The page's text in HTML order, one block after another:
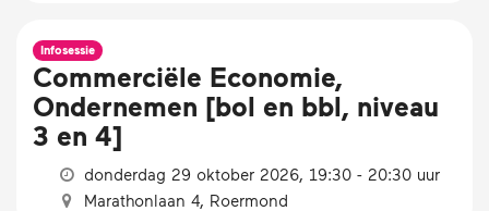
Infosessie
Commerciële Economie,
Ondernemen [bol en bbl, niveau
3 en 4]
donderdag 29 oktober 2026, 19:30 - 20:30 uur
Marathonlaan 4, Roermond